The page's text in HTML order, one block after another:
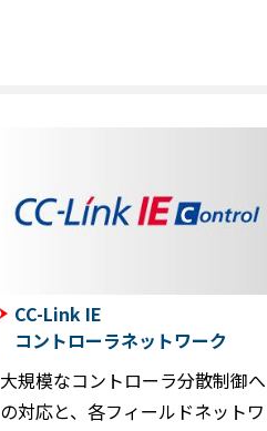
CC-Link IE
コントローラネットワーク
大規模なコントローラ分散制御へ
の対応と、各フィールドネットワ